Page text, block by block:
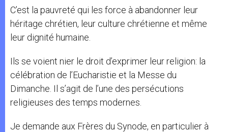
C’est la pauvreté qui les force à abandonner leur
héritage chrétien, leur culture chrétienne et même
leur dignité humaine.
Ils se voient nier le droit d’exprimer leur religion: la
célébration de l’Eucharistie et la Messe du
Dimanche. Il s’agit de l’une des persécutions
religieuses des temps modernes.
Je demande aux Frères du Synode, en particulier à